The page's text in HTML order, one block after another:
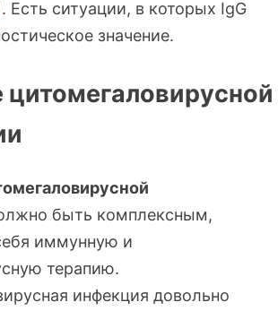
Есть ситуации, в которых IgG
значение.
цитомегаловирусной
быть комплексным,
иммунную и
терапию.
инфекция довольно